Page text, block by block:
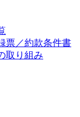
票／約款条件書
取り組み